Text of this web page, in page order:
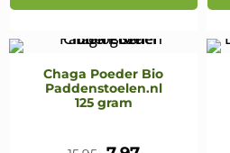
Chaga Poeder Bio
Paddenstoelen.nl
125 gram